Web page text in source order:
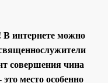
В интернете можно
совершения чина
место особенно